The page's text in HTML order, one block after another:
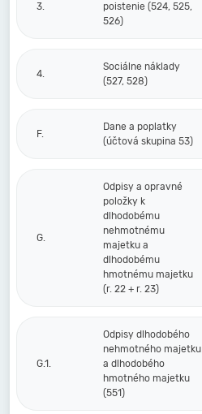
3.
poistenie (524, 525,
526)
4.
Sociálne náklady
(527, 528)
F.
Dane a poplatky
(účtová skupina 53)
G.
Odpisy a opravné
položky k
dlhodobému
nehmotnému
majetku a
dlhodobému
hmotnému majetku
(r. 22 + r. 23)
G.1.
Odpisy dlhodobého
nehmotného majetku
a dlhodobého
hmotného majetku
(551)